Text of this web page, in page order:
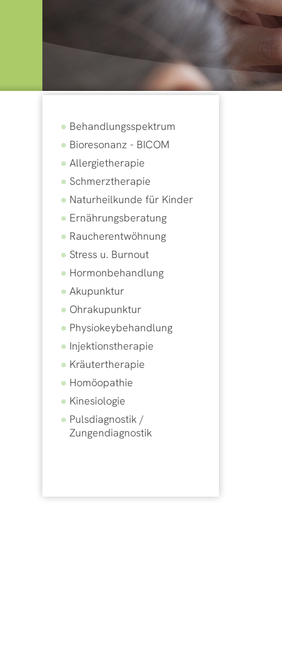
Behandlungsspektrum
Bioresonanz - BICOM
Allergietherapie
Schmerztherapie
Naturheilkunde für Kinder
Ernährungsberatung
Raucherentwöhnung
Stress u. Burnout
Hormonbehandlung
Akupunktur
Ohrakupunktur
Physiokeybehandlung
Injektionstherapie
Kräutertherapie
Homöopathie
Kinesiologie
Pulsdiagnostik /
Zungendiagnostik